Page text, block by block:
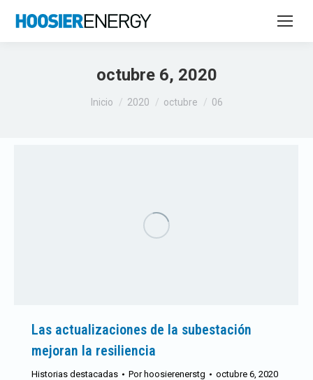
octubre 6, 2020
Estás aquí:
Inicio 2020 octubre 06
Las actualizaciones de la subestación
mejoran la resiliencia
Historias destacadas Porhoosierenerstg octubre 6, 2020